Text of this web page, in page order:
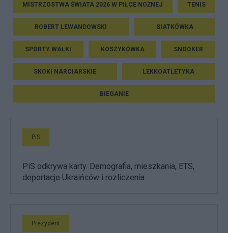
MISTRZOSTWA ŚWIATA 2026 W PIŁCE NOŻNEJ TENIS
ROBERT LEWANDOWSKI SIATKÓWKA
SPORTY WALKI KOSZYKÓWKA SNOOKER
SKOKI NARCIARSKIE LEKKOATLETYKA
BIEGANIE
PiS
PiS odkrywa karty. Demografia, mieszkania, ETS,
deportacje Ukraińców i rozliczenia
Prezydent